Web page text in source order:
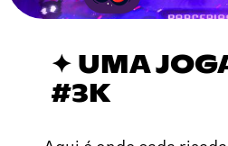
✦ UMA
#3K